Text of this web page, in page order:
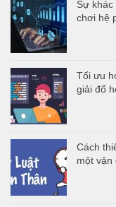
Sự
chơi hệ
Tối ưu
giải đố
Cách
một vận